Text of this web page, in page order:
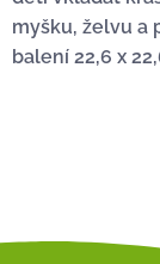
myšku, želvu a
balení 22,6 x